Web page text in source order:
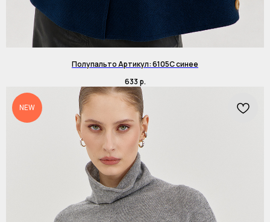
Полупальто Артикул: 6105C синее
633 р.
NEW